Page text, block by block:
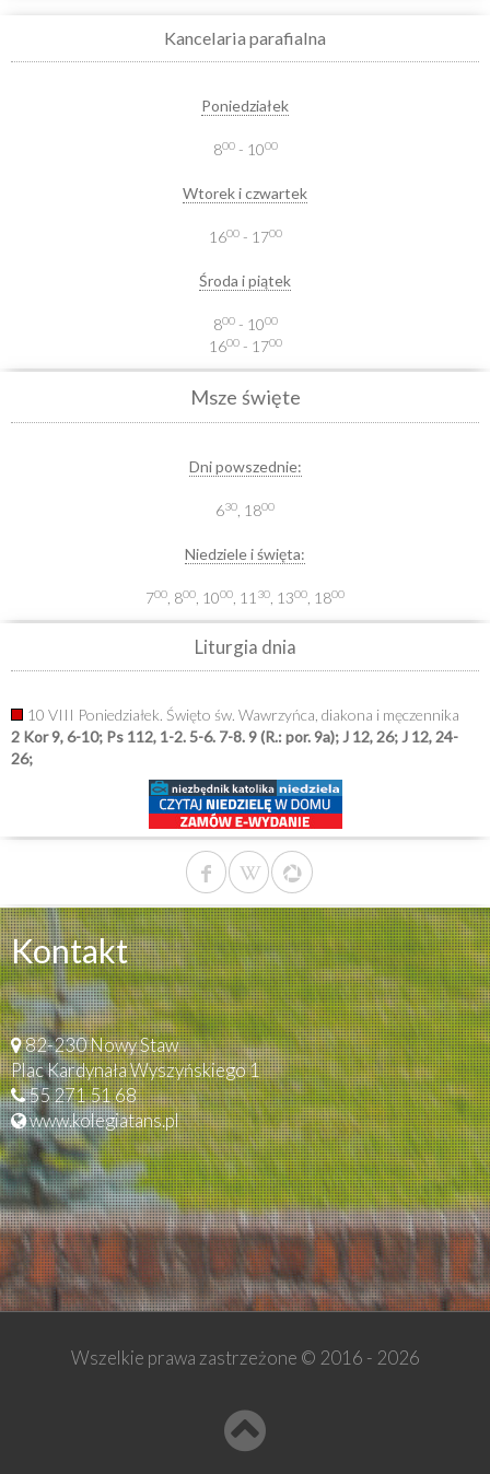
Kancelaria parafialna
Poniedziałek
800- 1000
Wtorek i czwartek
1600- 1700
Środa i piątek
800- 1000
1600- 1700
Msze święte
Dni powszednie:
630 , 1800
Niedziele i święta:
700 , 800 , 1000 , 11 30 , 1300 , 1800
Liturgia dnia
10 VIII Poniedziałek. Święto św. Wawrzyńca, diakona i męczennika
2 Kor 9, 6-10; Ps 112, 1-2. 5-6. 7-8. 9 (R.: por. 9a); J 12, 26; J 12, 24-
26;
Kontakt
82-230 Nowy Staw
Plac Kardynała Wyszyńskiego 1
55 271 51 68
www.kolegiatans.pl
Wszelkie prawa zastrzeżone © 2016 - 2026